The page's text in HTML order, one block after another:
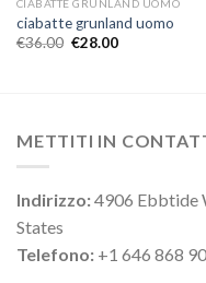
CIABATTE GRUNLAND UOMO
ciabatte grunland uomo
€36.00 €28.00
METTITI IN
Indirizzo:4906 Ebbtide
States
Telefono: +1 646 868